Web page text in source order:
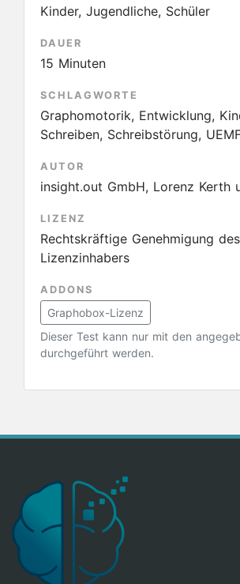
Kinder, Jugendliche, Schüler
DAUER
15 Minuten
SCHLAGWORTE
Graphomotorik, Entwicklung,
Schreiben, Schreibstörung,
AUTOR
insight.out GmbH, Lorenz Kerth
LIZENZ
Rechtskräftige Genehmigung des
Lizenzinhabers
ADDONS
Graphobox-Lizenz
Dieser Test kann nur mit den
durchgeführt werden.